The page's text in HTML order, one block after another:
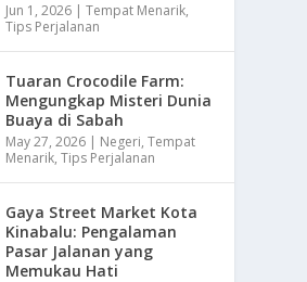
Jun 1, 2026 |Tempat Menarik,
Tips Perjalanan
Tuaran Crocodile Farm:
Mengungkap Misteri Dunia
Buaya di Sabah
May 27, 2026 | Negeri,Tempat
Menarik,Tips Perjalanan
Gaya Street Market Kota
Kinabalu: Pengalaman
Pasar Jalanan yang
Memukau Hati